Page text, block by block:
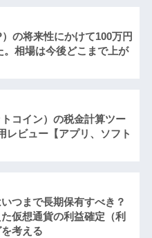
の将来性にかけて100万円
。相場は今後どこまで上が
コイン）の税金計算ツー
レビュー【アプリ、ソフト
つまで長期保有すべき？
仮想通貨の利益確定（利
考える